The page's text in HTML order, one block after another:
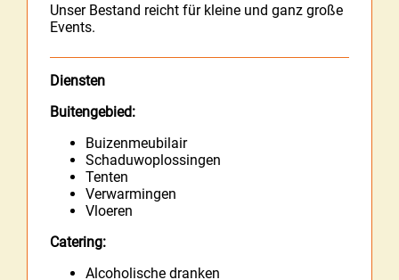
Unser Bestand reicht für kleine und ganz große
Events.
Diensten
Buitengebied:
Buizenmeubilair
Schaduwoplossingen
Tenten
Verwarmingen
Vloeren
Catering:
Alcoholische dranken